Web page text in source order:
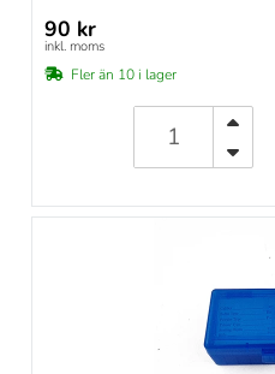
90 kr
inkl. moms
Fler än 10 i lager